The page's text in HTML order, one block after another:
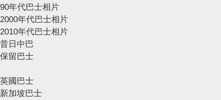
90年代巴士相片
2000年代巴士相片
2010年代巴士相片
昔日中巴
保留巴士
英國巴士
新加坡巴士